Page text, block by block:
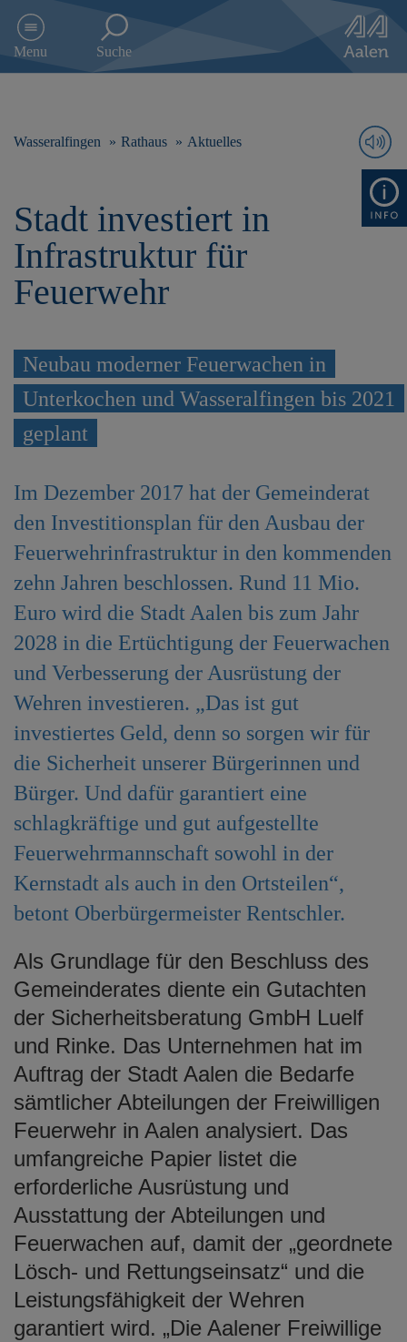
e
n
Menu Suche
Wasseralfingen Rathaus Aktuelles
Stadt investiert in
Infrastruktur für
Feuerwehr
Neubau moderner Feuerwachen in
Unterkochen und Wasseralfingen bis 2021
geplant
Im Dezember 2017 hat der Gemeinderat
den Investitionsplan für den Ausbau der
Feuerwehrinfrastruktur in den kommenden
zehn Jahren beschlossen. Rund 11 Mio.
Euro wird die Stadt Aalen bis zum Jahr
2028 in die Ertüchtigung der Feuerwachen
und Verbesserung der Ausrüstung der
Wehren investieren. „Das ist gut
investiertes Geld, denn so sorgen wir für
die Sicherheit unserer Bürgerinnen und
Bürger. Und dafür garantiert eine
schlagkräftige und gut aufgestellte
Feuerwehrmannschaft sowohl in der
Kernstadt als auch in den Ortsteilen“,
betont Oberbürgermeister Rentschler.
Als Grundlage für den Beschluss des
Gemeinderates diente ein Gutachten
der Sicherheitsberatung GmbH Luelf
und Rinke. Das Unternehmen hat im
Auftrag der Stadt Aalen die Bedarfe
sämtlicher Abteilungen der Freiwilligen
Feuerwehr in Aalen analysiert. Das
umfangreiche Papier listet die
erforderliche Ausrüstung und
Ausstattung der Abteilungen und
Feuerwachen auf, damit der „geordnete
Lösch- und Rettungseinsatz“ und die
Leistungsfähigkeit der Wehren
garantiert wird. „Die Aalener Freiwillige